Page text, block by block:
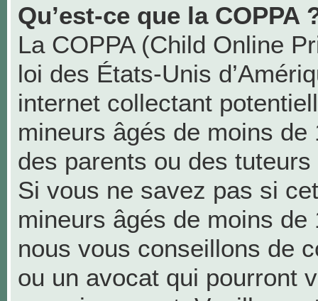
Qu’est-ce que la COPPA
La COPPA (Child Online
loi des États-Unis
internet collectant
mineurs âgés de moins
des parents ou des
Si vous ne savez pas si
mineurs âgés de moins
nous vous conseillons de
ou un avocat qui pourront